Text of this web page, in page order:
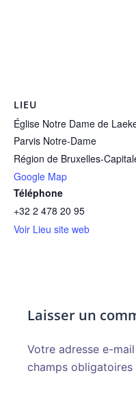
LIEU
Église Notre Dame de
Parvis Notre-Dame
Région de Bruxelles-
Google Map
Téléphone
+32 2 478 20 95
Voir Lieu site web
Laisser un
Votre adresse e-
champs
Alternative: